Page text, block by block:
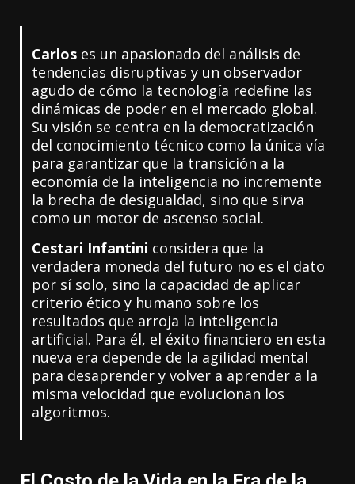
Carloses un apasionado del análisis de
tendencias disruptivas y un observador
agudo de cómo la tecnología redefine las
dinámicas de poder en el mercado global.
Su visión se centra en la democratización
del conocimiento técnico como la única vía
para garantizar que la transición a la
economía de la inteligencia no incremente
la brecha de desigualdad, sino que sirva
como un motor de ascenso social.
Cestari Infantini considera que la
verdadera moneda del futuro no es el dato
por sí solo, sino la capacidad de aplicar
criterio ético y humano sobre los
resultados que arroja la inteligencia
artificial. Para él, el éxito financiero en esta
nueva era depende de la agilidad mental
para desaprender y volver a aprender a la
misma velocidad que evolucionan los
algoritmos.